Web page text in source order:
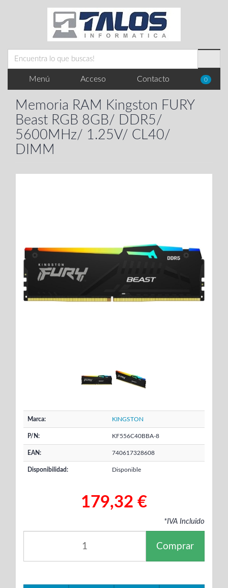
Menú Acceso Contacto 0
Memoria RAM Kingston FURY
Beast RGB 8GB/ DDR5/
5600MHz/ 1.25V/ CL40/
DIMM
Marca: KINGSTON
P/N: KF556C40BBA-8
EAN: 740617328608
Disponibilidad: Disponible
179,32 €
*IVA Incluido
Comprar